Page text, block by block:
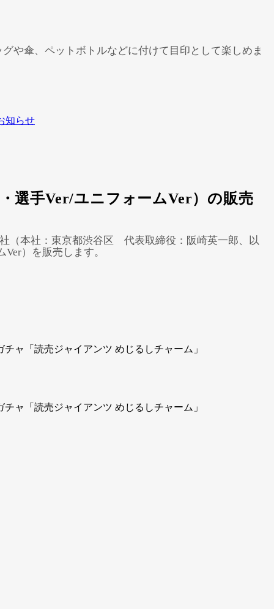
や傘、ペットボトルなどに付けて目印として楽しめま
知らせ
選手Ver/ユニフォームVer）の販売
（本社：東京都渋谷区 代表取締役：阪崎英一郎、以
）を販売します。